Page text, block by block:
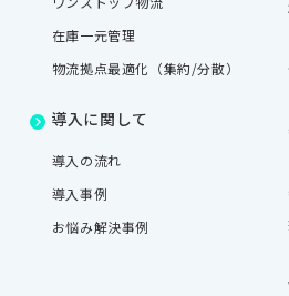
在庫一元管理
物流拠点最適化（集約/分散）
導入に関して
導入の流れ
導入事例
お悩み解決事例